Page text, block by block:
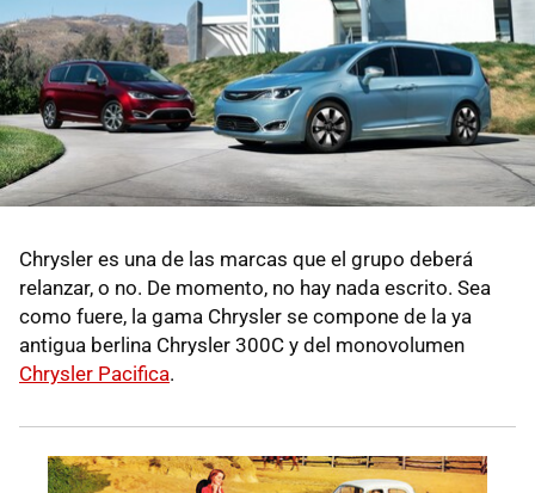
Chrysler es una de las marcas que el grupo deberá
relanzar, o no. De momento, no hay nada escrito. Sea
como fuere, la gama Chrysler se compone de la ya
antigua berlina Chrysler 300C y del monovolumen
Chrysler Pacifica.